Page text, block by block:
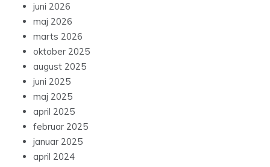
juni 2026
maj 2026
marts 2026
oktober 2025
august 2025
juni 2025
maj 2025
april 2025
februar 2025
januar 2025
april 2024